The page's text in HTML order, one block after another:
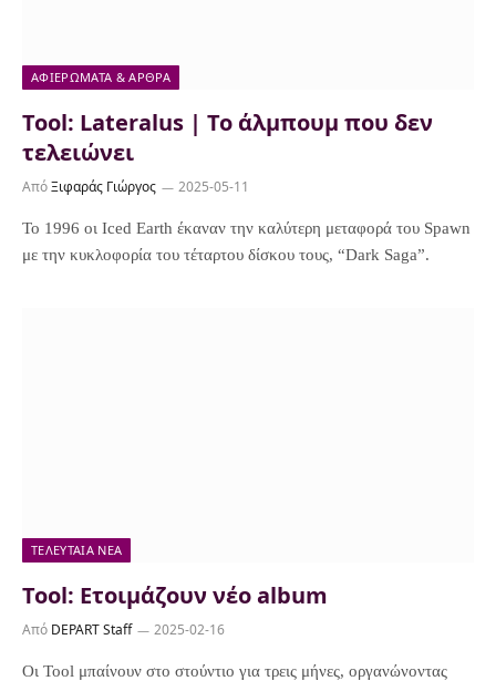
ΑΦΙΕΡΏΜΑΤΑ & ΆΡΘΡΑ
Tool: Lateralus | To άλμπουμ που δεν
τελειώνει
ΑπόΞιφαράς Γιώργος 2025-05-11
Το 1996 οι Iced Earth έκαναν την καλύτερη μεταφορά του Spawn
με την κυκλοφορία του τέταρτου δίσκου τους, “Dark Saga”.
ΤΕΛΕΥΤΑΊΑ ΝΈΑ
Tool: Ετοιμάζουν νέο album
Από DEPART Staff 2025-02-16
Οι Tool μπαίνουν στο στούντιο για τρεις μήνες, οργανώνοντας